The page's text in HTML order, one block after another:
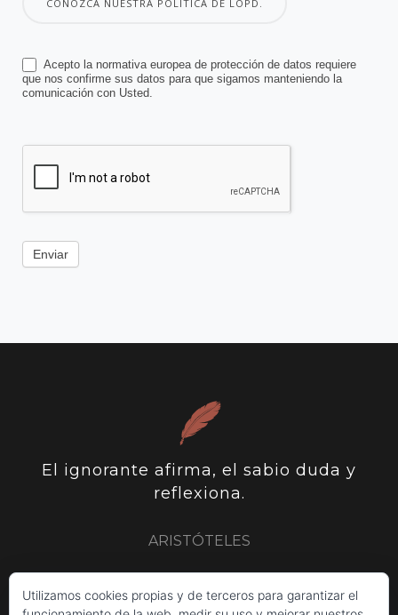
CONOZCA NUESTRA POLÍTICA DE LOPD.
Acepto la normativa europea de protección de datos requiere
que nos confirme sus datos para que sigamos manteniendo la
comunicación con Usted.
Enviar
El ignorante afirma, el sabio duda y
reflexiona.
ARISTÓTELES
ARISTÓTELES PLUTARCO SIR FRANCIS BACON
Utilizamos cookies propias y de terceros para garantizar el